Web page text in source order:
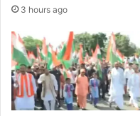
3 hours ago